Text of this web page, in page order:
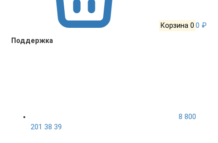
Корзина 0 0 ₽
Поддержка
8 800
201 38 39